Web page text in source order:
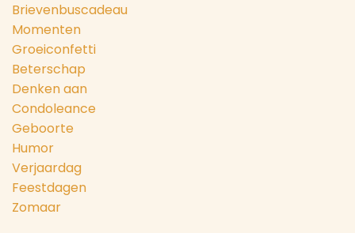
Brievenbuscadeau
Momenten
Groeiconfetti
Beterschap
Denken aan
Condoleance
Geboorte
Humor
Verjaardag
Feestdagen
Zomaar